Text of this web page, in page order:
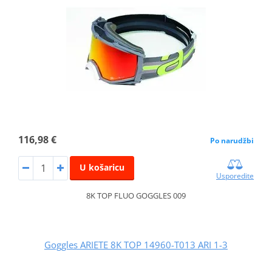
116,98 € Po narudžbi
U košaricu
Usporedite
8K TOP FLUO GOGGLES 009
Goggles ARIETE 8K TOP 14960-T013 ARI 1-3